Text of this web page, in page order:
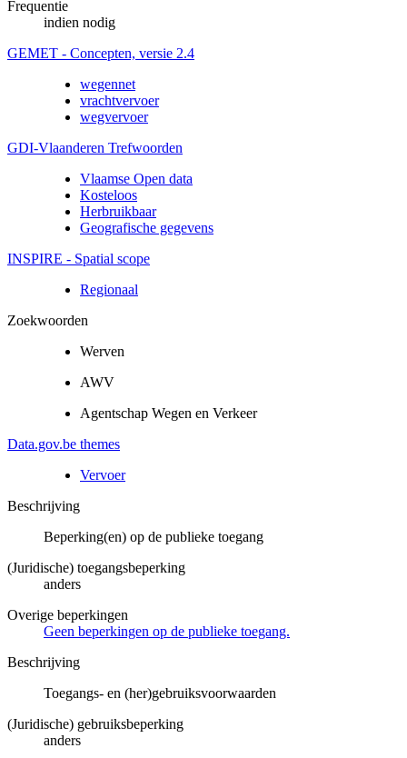
Frequentie
indien nodig
GEMET - Concepten, versie 2.4
wegennet
vrachtvervoer
wegvervoer
GDI-Vlaanderen Trefwoorden
Vlaamse Open data
Kosteloos
Herbruikbaar
Geografische gegevens
INSPIRE - Spatial scope
Regionaal
Zoekwoorden
Werven
AWV
Agentschap Wegen en Verkeer
Data.gov.be themes
Vervoer
Beschrijving
Beperking(en) op de publieke toegang
(Juridische) toegangsbeperking
anders
Overige beperkingen
Geen beperkingen op de publieke toegang.
Beschrijving
Toegangs- en (her)gebruiksvoorwaarden
(Juridische) gebruiksbeperking
anders